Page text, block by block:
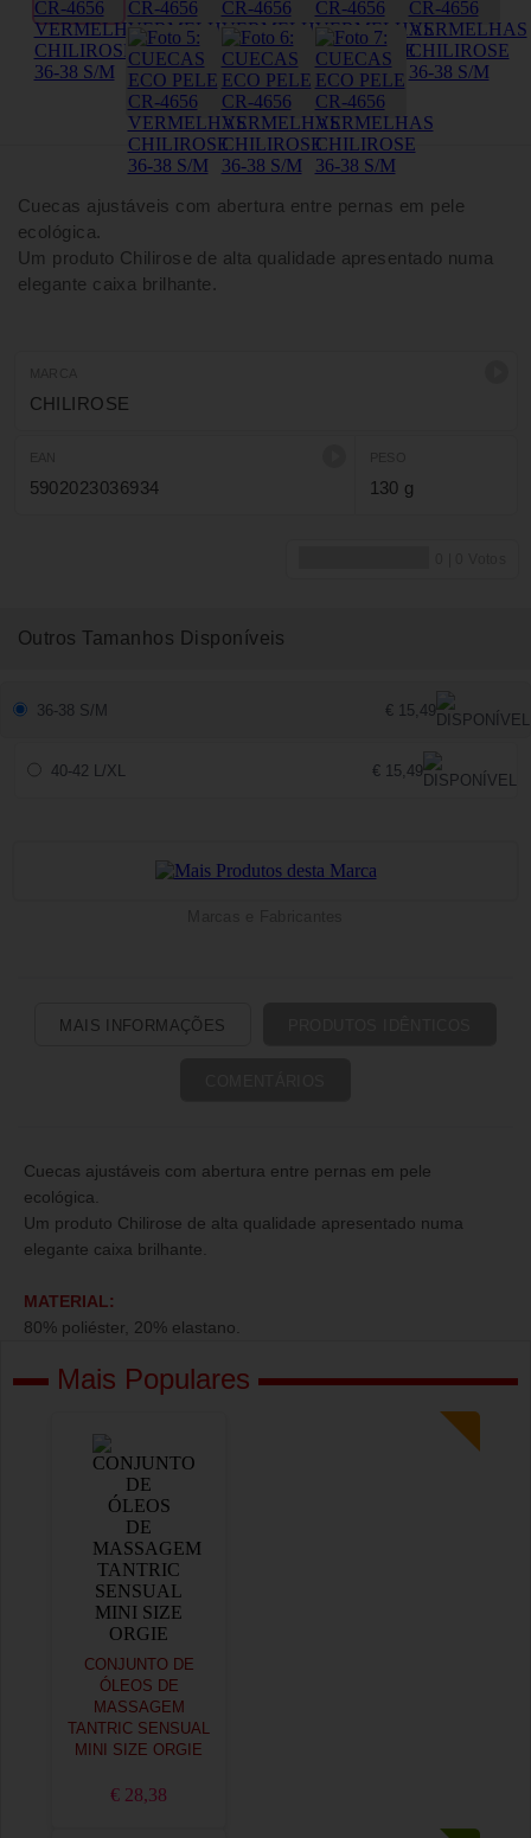
Cuecas ajustáveis com abertura entre pernas em pele
ecológica.
Um produto Chilirose de alta qualidade apresentado numa
elegante caixa brilhante.
CHILIROSE
5902023036934 130 g
Outros Tamanhos Disponíveis
36-38 S/M € 15,49
40-42 L/XL € 15,49
MAIS INFORMAÇÕES
Cuecas ajustáveis com abertura entre pernas em pele
ecológica.
Um produto Chilirose de alta qualidade apresentado numa
elegante caixa brilhante.
MATERIAL:
80% poliéster, 20% elastano.
Mais Populares
CONJUNTO DE
ÓLEOS DE
MASSAGEM
TANTRIC SENSUAL
MINI SIZE ORGIE
€ 28,38